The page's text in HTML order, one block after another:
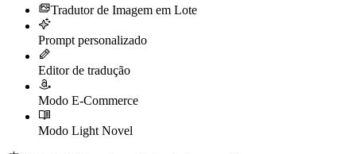
Tradutor de Imagem em Lote
Prompt personalizado
Editor de tradução
Modo E-Commerce
Modo Light Novel